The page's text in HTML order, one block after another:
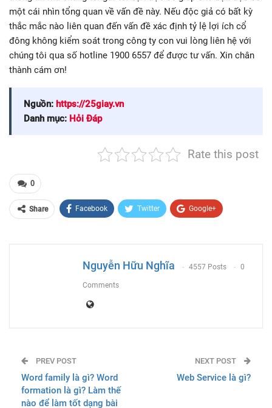
một cái nhìn tổng quan về vấn đề này. Nếu độc giả có bất kỳ
thắc mắc nào liên quan đến vấn đề xác định tỷ lệ lợi ích cổ
đông không kiểm soát trong công ty con vui lòng liên hệ với
chúng tôi qua số hotline 1900 6557 để được tư vấn. Xin chân
thành cám ơn!
Nguồn: https://25giay.vn
Danh mục: Hỏi Đáp
Rate this post
0
Share Facebook Twitter Google+
Nguyễn Hữu Nghĩa 4557 Posts 0
Comments
PREV POST
Word family là gì? Word
formation là gì? Làm thế
nào để làm tốt dạng bài
NEXT POST
Web Service là gì?